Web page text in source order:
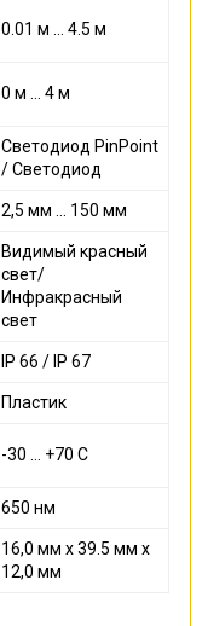
0.01 м ... 4.5 м
0 м ... 4 м
Светодиод PinPoint
/ Светодиод
2,5 мм ... 150 мм
Видимый красный
свет/
Инфракрасный
свет
IP 66 / IP 67
Пластик
-30 ... +70 С
650 нм
16,0 мм x 39.5 мм x
12,0 мм